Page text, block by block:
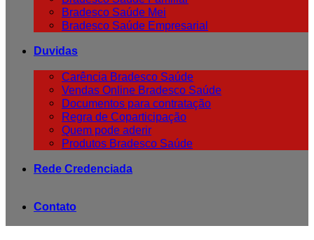
Bradesco Saúde Mei
Bradesco Saúde Empresarial
Duvidas
Carência Bradesco Saúde
Vendas Online Bradesco Saúde
Documentos para contratação
Regra de Coparticipação
Quem pode aderir
Produtos Bradesco Saúde
Rede Credenciada
Contato